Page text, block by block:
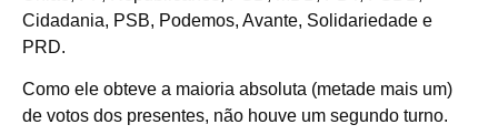
Cidadania, PSB, Podemos, Avante, Solidariedade e
PRD.
Como ele obteve a maioria absoluta (metade mais um)
de votos dos presentes, não houve um segundo turno.